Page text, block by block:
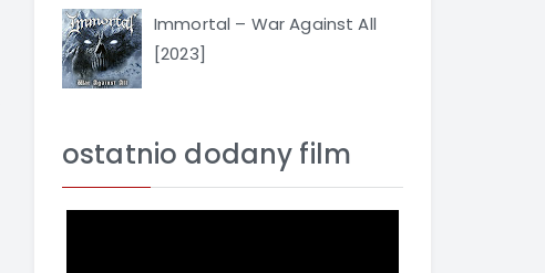
Immortal – War Against All
[2023]
ostatnio dodany film